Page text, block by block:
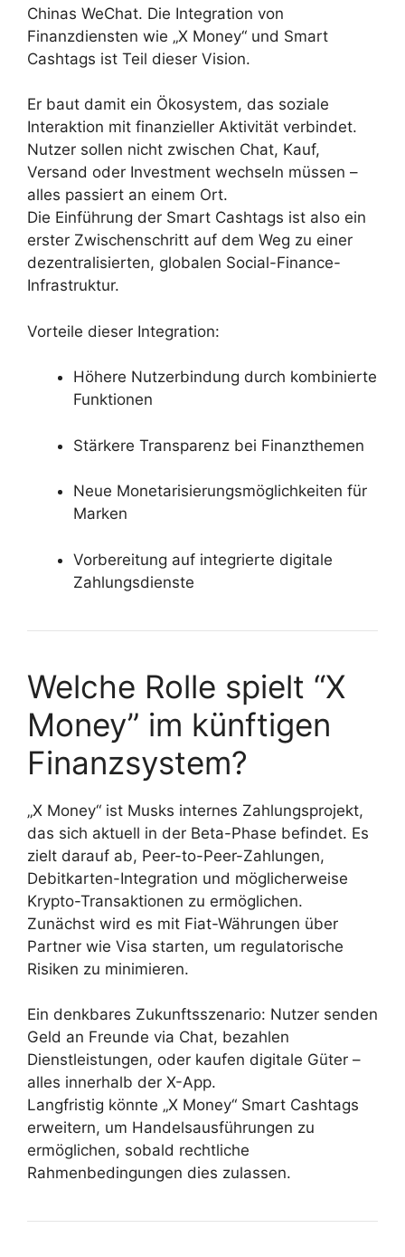
Chinas WeChat. Die Integration von
Finanzdiensten wie „X Money“ und Smart
Cashtags ist Teil dieser Vision.
Er baut damit ein Ökosystem, das soziale
Interaktion mit finanzieller Aktivität verbindet.
Nutzer sollen nicht zwischen Chat, Kauf,
Versand oder Investment wechseln müssen –
alles passiert an einem Ort.
Die Einführung der Smart Cashtags ist also ein
erster Zwischenschritt auf dem Weg zu einer
dezentralisierten, globalen Social-Finance-
Infrastruktur.
Vorteile dieser Integration:
Höhere Nutzerbindung durch kombinierte
Funktionen
Stärkere Transparenz bei Finanzthemen
Neue Monetarisierungsmöglichkeiten für
Marken
Vorbereitung auf integrierte digitale
Zahlungsdienste
Welche Rolle spielt “X
Money” im künftigen
Finanzsystem?
„X Money“ ist Musks internes Zahlungsprojekt,
das sich aktuell in der Beta-Phase befindet. Es
zielt darauf ab, Peer-to-Peer-Zahlungen,
Debitkarten-Integration und möglicherweise
Krypto-Transaktionen zu ermöglichen.
Zunächst wird es mit Fiat-Währungen über
Partner wie Visa starten, um regulatorische
Risiken zu minimieren.
Ein denkbares Zukunftsszenario: Nutzer senden
Geld an Freunde via Chat, bezahlen
Dienstleistungen, oder kaufen digitale Güter –
alles innerhalb der X-App.
Langfristig könnte „X Money“ Smart Cashtags
erweitern, um Handelsausführungen zu
ermöglichen, sobald rechtliche
Rahmenbedingungen dies zulassen.